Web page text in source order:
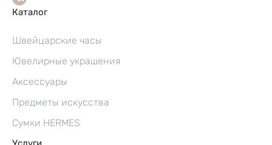
Каталог
Швейцарские часы
Ювелирные украшения
Аксессуары
Предметы искусства
Сумки HERMES